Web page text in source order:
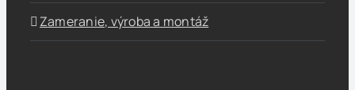
Zameranie, výroba a montáž